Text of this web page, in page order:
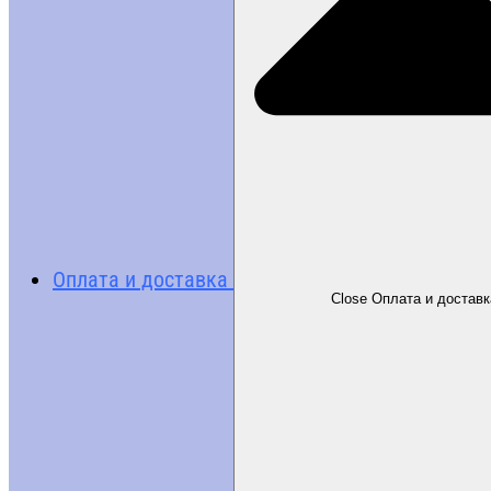
Оплата и доставка
Close Оплата и